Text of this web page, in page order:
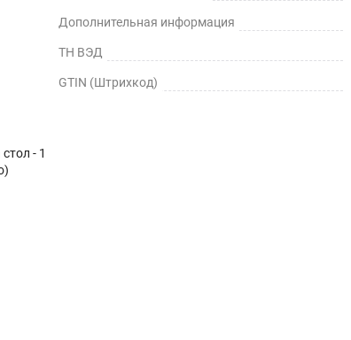
- 1
Дополнительная информация
ТН ВЭД
GTIN (Штрихкод)